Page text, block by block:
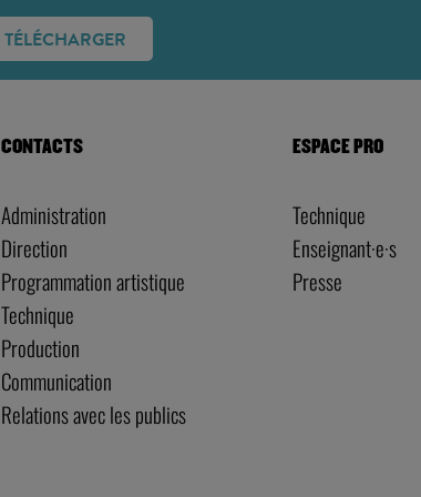
TÉLÉCHARGER
CONTACTS
Administration
Direction
Programmation artistique
Technique
Production
Communication
Relations avec les publics
ESPACE PRO
Technique
Enseignant·e·s
Presse